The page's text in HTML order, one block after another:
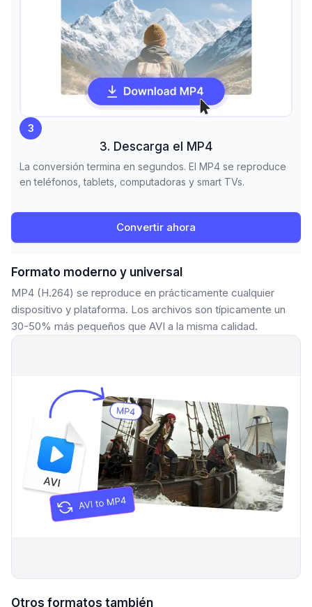
3
3. Descarga el MP4
La conversión termina en segundos. El MP4 se reproduce
en teléfonos, tablets, computadoras y smart TVs.
Convertir ahora
Formato moderno y universal
MP4 (H.264) se reproduce en prácticamente cualquier
dispositivo y plataforma. Los archivos son típicamente un
30-50% más pequeños que AVI a la misma calidad.
Otros formatos también